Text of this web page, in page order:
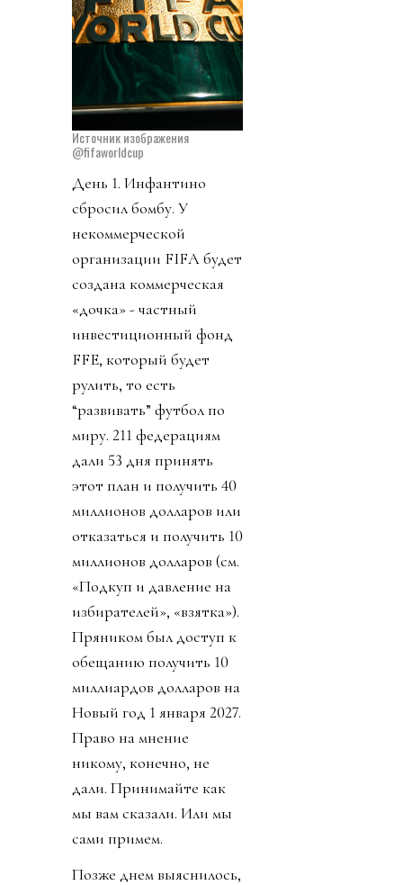
Источник изображения
@fifaworldcup
День 1. Инфантино
сбросил бомбу. У
некоммерческой
организации FIFA будет
создана коммерческая
«дочка» - частный
инвестиционный фонд
FFE, который будет
рулить, то есть
“развивать” футбол по
миру. 211 федерациям
дали 53 дня принять
этот план и получить 40
миллионов долларов или
отказаться и получить 10
миллионов долларов (см.
«Подкуп и давление на
избирателей», «взятка»).
Пряником был доступ к
обещанию получить 10
миллиардов долларов на
Новый год 1 января 2027.
Право на мнение
никому, конечно, не
дали. Принимайте как
мы вам сказали. Или мы
сами примем.
Позже днем выяснилось,